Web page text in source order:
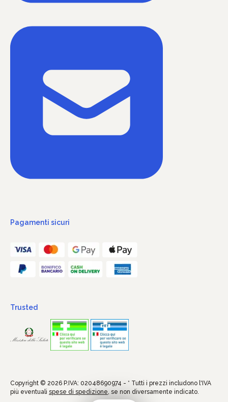
Pagamenti sicuri
Trusted
Copyright © 2026 P.IVA: 02048690974 - * Tutti i prezzi includono l'IVA
più eventuali spese di spedizione, se non diversamente indicato.